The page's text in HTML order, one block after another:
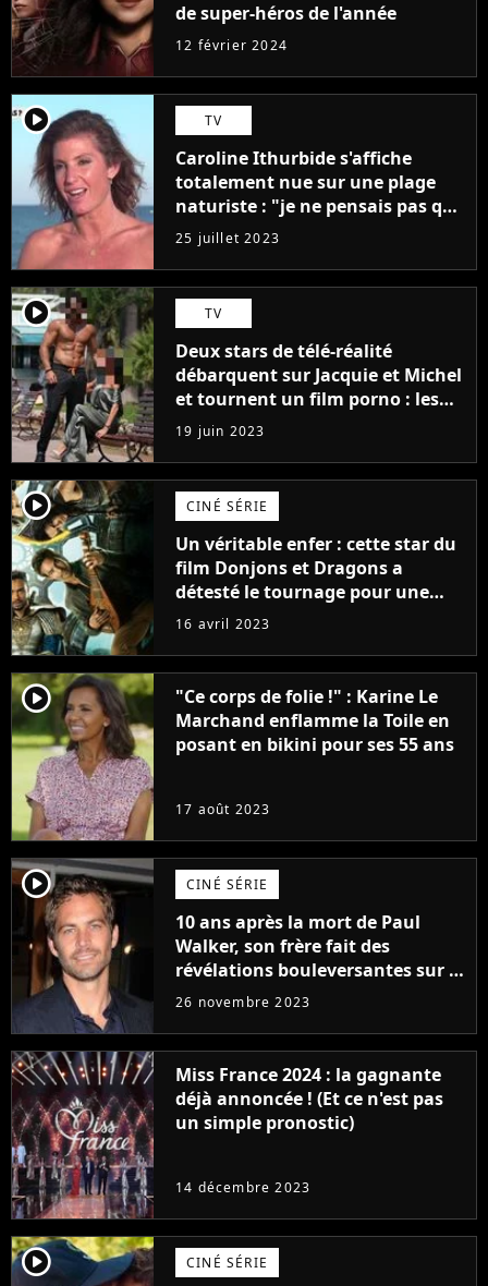
de super-héros de l'année
12 février 2024
player2 TV
Caroline Ithurbide s'affiche
totalement nue sur une plage
naturiste : "je ne pensais pas que
j'arriverais à le faire..."
25 juillet 2023
player2 TV
Deux stars de télé-réalité
débarquent sur Jacquie et Michel
et tournent un film porno : les
premières images du tournage
(exclu)
19 juin 2023
player2 CINÉ SÉRIE
Un véritable enfer : cette star du
film Donjons et Dragons a
détesté le tournage pour une
raison très spéciale
16 avril 2023
player2
"Ce corps de folie !" : Karine Le
Marchand enflamme la Toile en
posant en bikini pour ses 55 ans
17 août 2023
player2 CINÉ SÉRIE
10 ans après la mort de Paul
Walker, son frère fait des
révélations bouleversantes sur la
réaction des acteurs de Fast and
26 novembre 2023
Miss France 2024 : la gagnante
déjà annoncée ! (Et ce n'est pas
un simple pronostic)
14 décembre 2023
player2 CINÉ SÉRIE